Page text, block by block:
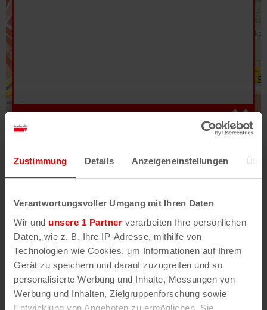
Zustimmung Details Anzeigeneinstellungen
Verantwortungsvoller Umgang mit Ihren Daten
Wir und unsere 1 Partner verarbeiten Ihre persönlichen
Daten, wie z. B. Ihre IP-Adresse, mithilfe von
Technologien wie Cookies, um Informationen auf Ihrem
Gerät zu speichern und darauf zuzugreifen und so
personalisierte Werbung und Inhalte, Messungen von
Werbung und Inhalten, Zielgruppenforschung sowie
Entwicklung von Angeboten zu ermöglichen. Sie
Fehler/Problem melden
Darstellung des RVR-Kartenwerks
Stadtplanwerk
erhältst Du unsere koeln.de-Karte mit vielen
weiteren Details wie z.B. Hausnummern.
Unser Stadtplan basiert auf Daten des
OpenStreetMap
-Projekts (
© OpenStreetMap
Mitwirkende
) und von OpenCycleMap.org